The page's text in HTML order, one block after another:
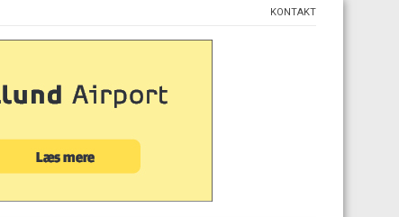
KONTAKT